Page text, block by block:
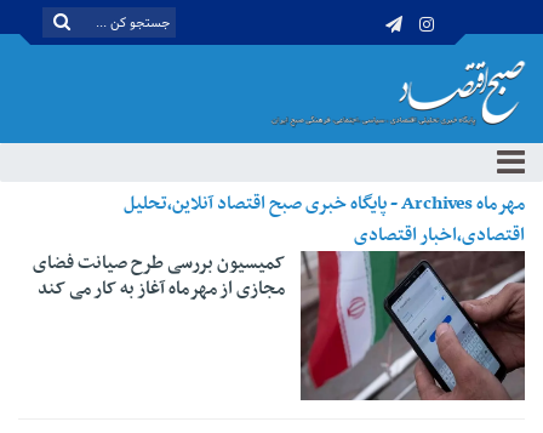
مهرماه Archives - پایگاه خبری صبح اقتصاد آنلاین،تحلیل
اقتصادی،اخبار اقتصادی
کمیسیون بررسی طرح صیانت فضای
مجازی از مهرماه آغاز به کار می کند